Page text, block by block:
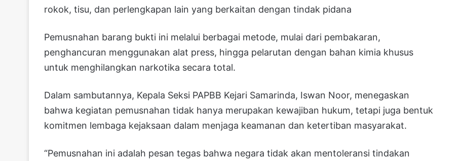
rokok, tisu, dan perlengkapan lain yang berkaitan dengan tindak pidana
Pemusnahan barang bukti ini melalui berbagai metode, mulai dari pembakaran,
penghancuran menggunakan alat press, hingga pelarutan dengan bahan kimia khusus
untuk menghilangkan narkotika secara total.
Dalam sambutannya, Kepala Seksi PAPBB Kejari Samarinda, Iswan Noor, menegaskan
bahwa kegiatan pemusnahan tidak hanya merupakan kewajiban hukum, tetapi juga bentuk
komitmen lembaga kejaksaan dalam menjaga keamanan dan ketertiban masyarakat.
“Pemusnahan ini adalah pesan tegas bahwa negara tidak akan mentoleransi tindakan